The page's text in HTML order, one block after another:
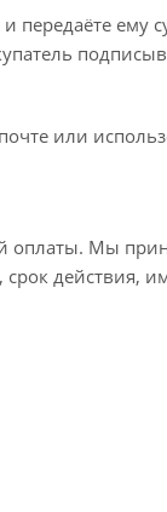
ему
или
Мы
действия,